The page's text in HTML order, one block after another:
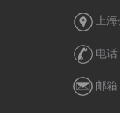
上
电
邮